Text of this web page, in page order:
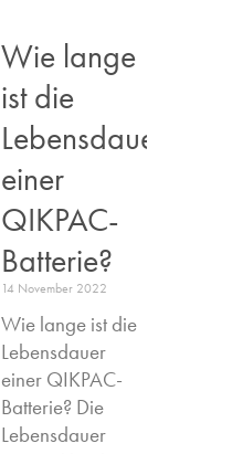
Wie lange
ist die
Lebensdauer
einer
QIKPAC-
Batterie?
14 November 2022
Wie lange ist die
Lebensdauer
einer QIKPAC-
Batterie? Die
Lebensdauer